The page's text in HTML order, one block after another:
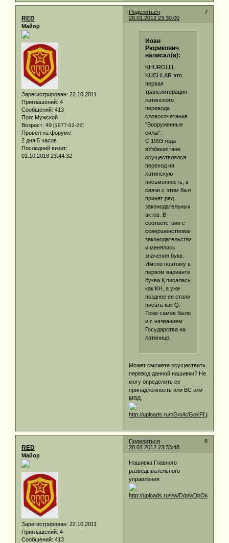
Поделиться
7
28.01.2012 23:30:00
RED
Майор
Зарегистрирован: 22.10.2011
Приглашений: 4
Сообщений: 413
Пол: Мужской
Возраст: 49 [1977-03-22]
Провел на форуме:
2 дня 5 часов
Последний визит:
01.10.2018 23:44:32
Иоан
Рюрикович
написал(а):
KHUROLLI
KUCHLAR это
первая
транслитерация
латинского
перевода
словосочетания
"Вооруженные
силы".
С 1993 года
вУзбекистане
осуществлялся
переход на
латинскую
письменность, в
связи с этим был
принят ряд
законодательных
актов. В
соответствии с
совершенствованием
законодательства
и менялись
значения букв.
Имено поэтому в
первом варианте
буква Қ писалась
как KH, а уже
позднее ее стали
писать как Q.
Тоже самое было
и с названием
Государства на
латинице.
Может сможете осуществить
перевод данной нашивки? Не
могу определить ее
принадлежность или ВС или
МВД.
Поделиться
8
28.01.2012 23:33:48
RED
Майор
Зарегистрирован: 22.10.2011
Приглашений: 4
Сообщений: 413
Нашивка Главного
разведывательного
управления